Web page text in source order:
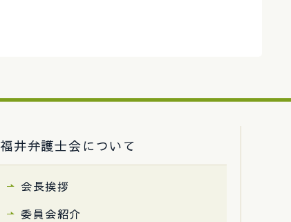
福井弁護士会について
会長挨拶
委員会紹介